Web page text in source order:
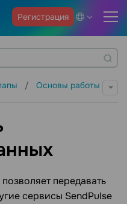
Регистрация
Основы работы
передавать
сервисы SendPulse